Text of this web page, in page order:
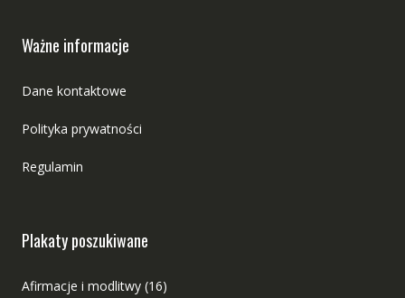
Ważne informacje
Dane kontaktowe
Polityka prywatności
Regulamin
Plakaty poszukiwane
Afirmacje i modlitwy (16)